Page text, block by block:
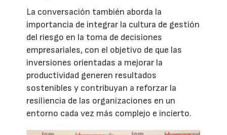
La conversación también aborda la
importancia de integrar la cultura de gestión
del riesgo en la toma de decisiones
empresariales, con el objetivo de que las
inversiones orientadas a mejorar la
productividad generen resultados
sostenibles y contribuyan a reforzar la
resiliencia de las organizaciones en un
entorno cada vez más complejo e incierto.